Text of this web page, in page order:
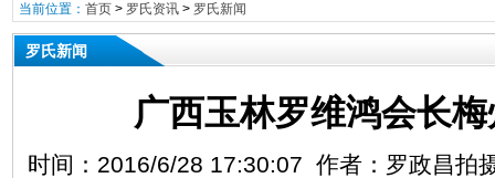
当前位置： 首页> 罗氏资讯> 罗氏新闻
罗氏新闻
广西玉林罗维鸿会长
时间：2016/6/28 17:30:07 作者：罗政昌拍